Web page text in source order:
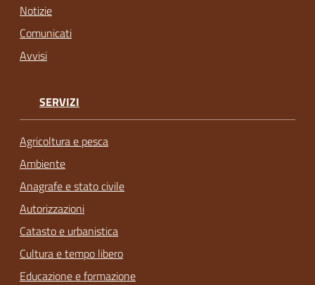
Notizie
Comunicati
Avvisi
SERVIZI
Agricoltura e pesca
Ambiente
Anagrafe e stato civile
Autorizzazioni
Catasto e urbanistica
Cultura e tempo libero
Educazione e formazione